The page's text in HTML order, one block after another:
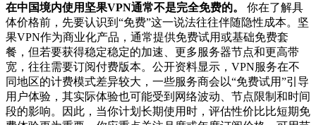
在中国境内使用坚果VPN通常不是完全免费的。
你在了解具
体价格前，先要认识到“免费”这一说法往往伴随隐性成本。坚
果VPN作为商业化产品，通常提供免费试用或基础免费套
餐，但若要获得稳定稳定的加速、更多服务器节点和更高带
宽，往往需要订阅付费版本。公开资料显示，VPN服务在不
同地区的计费模式差异较大，一些服务商会以“免费试用”引导
用户体验，其实际体验也可能受到网络波动、节点限制和时间
段的影响。因此，当你计划长期使用时，评估性价比比短期免